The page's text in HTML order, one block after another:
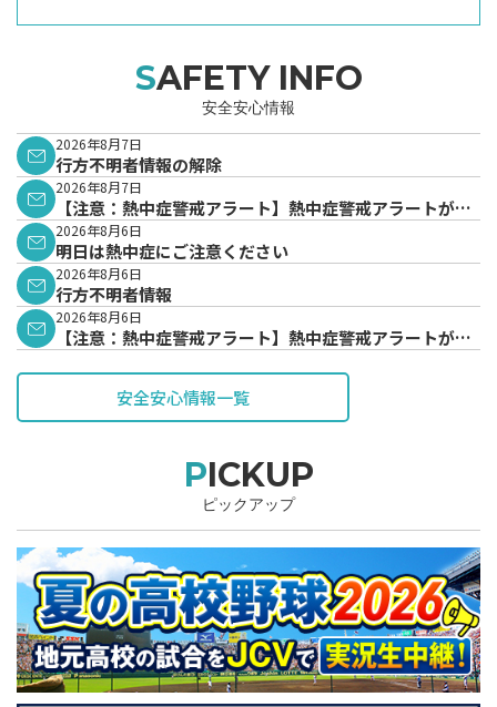
SAFETY INFO
安全安心情報
2026年8月7日
行方不明者情報の解除
2026年8月7日
【注意：熱中症警戒アラート】熱中症警戒アラートが発
表されています。
2026年8月6日
明日は熱中症にご注意ください
2026年8月6日
行方不明者情報
2026年8月6日
【注意：熱中症警戒アラート】熱中症警戒アラートが発
安全安心情報一覧
PICKUP
ピックアップ